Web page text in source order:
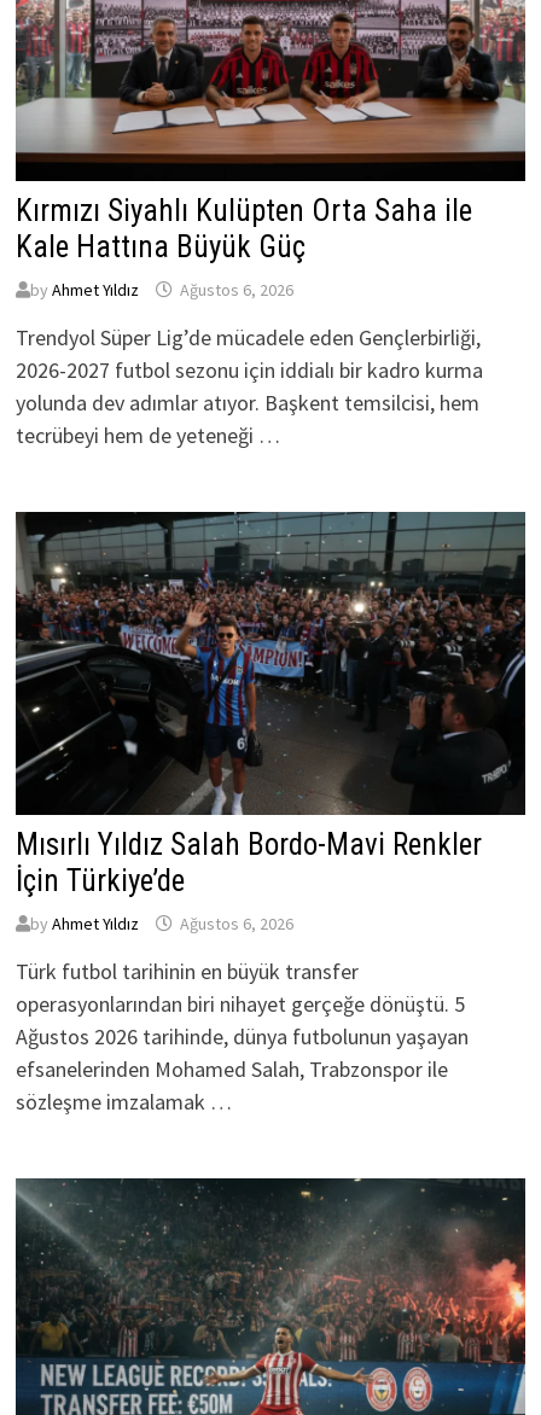
Kırmızı Siyahlı Kulüpten Orta Saha ile
Kale Hattına Büyük Güç
by Ahmet Yıldız Ağustos 6, 2026
Trendyol Süper Lig’de mücadele eden Gençlerbirliği,
2026-2027 futbol sezonu için iddialı bir kadro kurma
yolunda dev adımlar atıyor. Başkent temsilcisi, hem
tecrübeyi hem de yeteneği …
Mısırlı Yıldız Salah Bordo-Mavi Renkler
İçin Türkiye’de
by Ahmet Yıldız Ağustos 6, 2026
Türk futbol tarihinin en büyük transfer
operasyonlarından biri nihayet gerçeğe dönüştü. 5
Ağustos 2026 tarihinde, dünya futbolunun yaşayan
efsanelerinden Mohamed Salah, Trabzonspor ile
sözleşme imzalamak …